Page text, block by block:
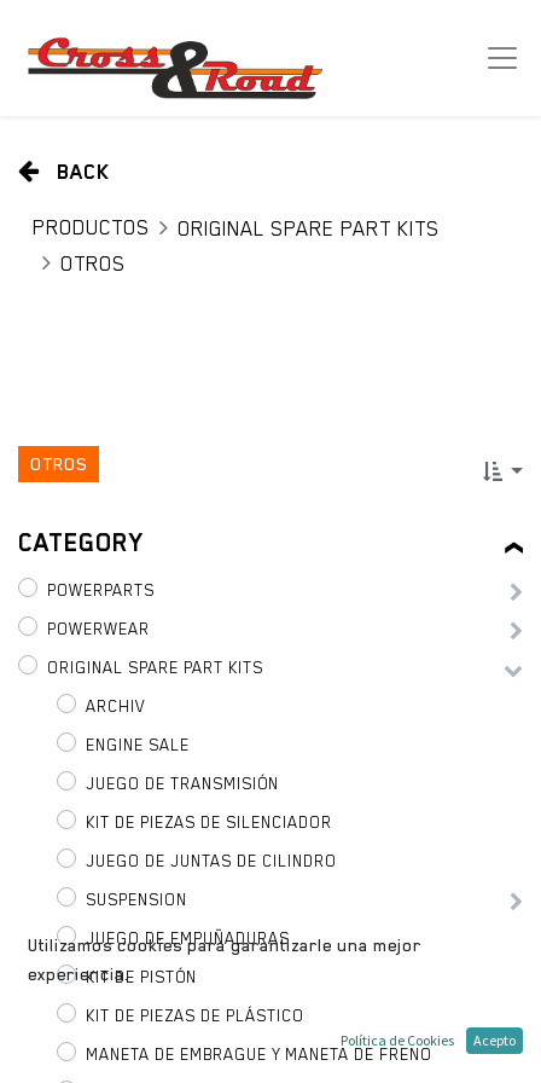
BACK
PRODUCTOS
ORIGINAL SPARE PART KITS
OTROS
OTROS
CATEGORY
POWERPARTS
POWERWEAR
ORIGINAL SPARE PART KITS
ARCHIV
ENGINE SALE
JUEGO DE TRANSMISIÓN
KIT DE PIEZAS DE SILENCIADOR
JUEGO DE JUNTAS DE CILINDRO
SUSPENSION
JUEGO DE EMPUÑADURAS
KIT DE PISTÓN
KIT DE PIEZAS DE PLÁSTICO
MANETA DE EMBRAGUE Y MANETA DE FRENO
Utilizamos cookies para garantizarle una mejor
experiencia.
Política de Cookies Acepto